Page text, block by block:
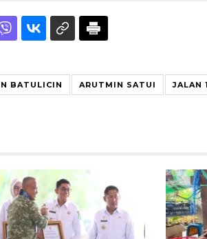
BATULICIN ARUTMIN SATUI JALAN
Waspadai
musim
2026-08-05 12:00:00